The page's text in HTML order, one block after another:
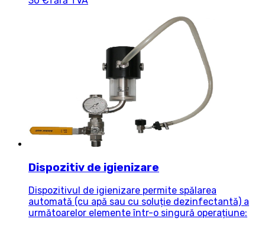
Dispozitiv de igienizare
Dispozitivul de igienizare permite spălarea
automată (cu apă sau cu soluție dezinfectantă) a
următoarelor elemente într-o singură operațiune: